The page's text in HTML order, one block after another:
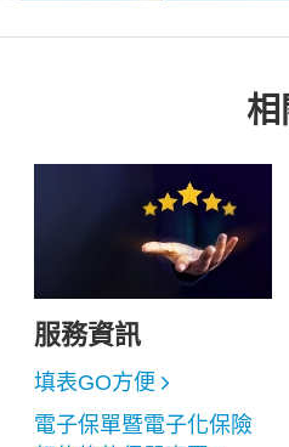
相
服務資訊
填表GO方便
電子保單暨電子化保險